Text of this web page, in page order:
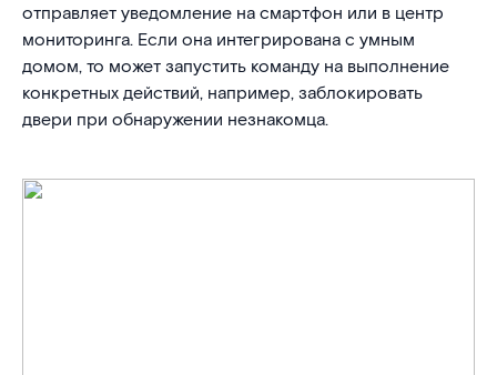
отправляет уведомление на смартфон или в центр
мониторинга. Если она интегрирована с умным
домом, то может запустить команду на выполнение
конкретных действий, например, заблокировать
двери при обнаружении незнакомца.